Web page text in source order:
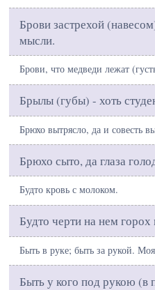
Брови застрехой
мысли.
Брови, что медведи лежат
Брылы (губы) - хоть
Брюхо вытрясло, да и совесть
Брюхо сыто, да глаза
Будто кровь с молоком.
Будто черти на нем горох
Быть в руке; быть за рукой.
Быть у кого под рукою (в